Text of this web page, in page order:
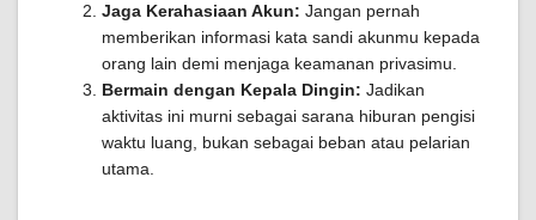
Jaga Kerahasiaan Akun: Jangan pernah
memberikan informasi kata sandi akunmu kepada
orang lain demi menjaga keamanan privasimu.
Bermain dengan Kepala Dingin: Jadikan
aktivitas ini murni sebagai sarana hiburan pengisi
waktu luang, bukan sebagai beban atau pelarian
utama.